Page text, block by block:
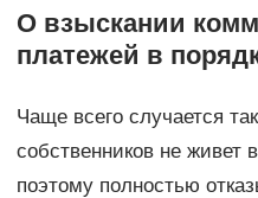
О взыскании
платежей в
Чаще всего случается
собственников не живет
поэтому полностью